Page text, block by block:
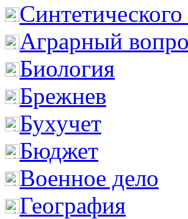
Аграрный
Биология
Брежнев
Бухучет
Бюджет
Военное дело
География